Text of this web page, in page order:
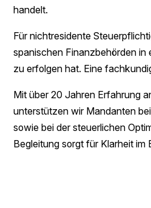
handelt.
Für nichtresidente
spanischen Finanzbehörden
zu erfolgen hat. Eine
Mit über 20 Jahren Erfahrung
unterstützen wir Mandanten
sowie bei der steuerlichen
Begleitung sorgt für Klarheit im